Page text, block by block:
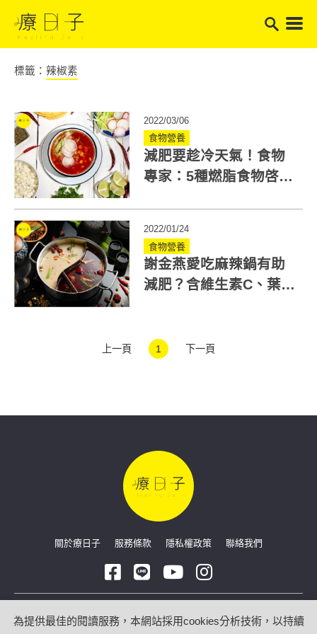
標籤： 辣椒素
2022/03/06
食物營養
減肥要趁冷天氣！食物
專家：5種燃脂食物啓動
2022/01/24
食物營養
謝金燕愛吃麻辣鍋有助
減肥？含維生素C、葉黃
上一頁 1 下一頁
關於療日子 服務條款 隱私權政策 聯絡我們
Copyright © 2026 療日子 HealingDaily
為提供最佳的閱讀服務，本網站採用cookies分析技術，以持續